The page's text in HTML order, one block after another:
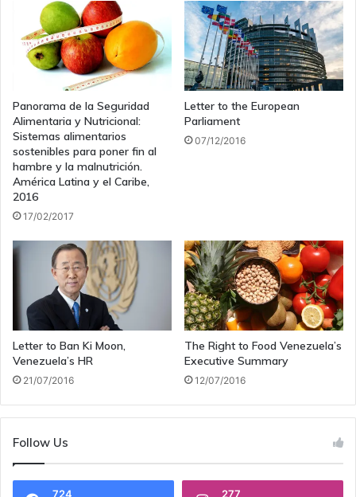
Panorama de la Seguridad
Alimentaria y Nutricional:
Sistemas alimentarios
sostenibles para poner fin al
hambre y la malnutrición.
América Latina y el Caribe,
2016
17/02/2017
Letter to the European
Parliament
07/12/2016
Letter to Ban Ki Moon,
Venezuela’s HR
21/07/2016
The Right to Food Venezuela’s
Executive Summary
12/07/2016
Follow Us
724 277